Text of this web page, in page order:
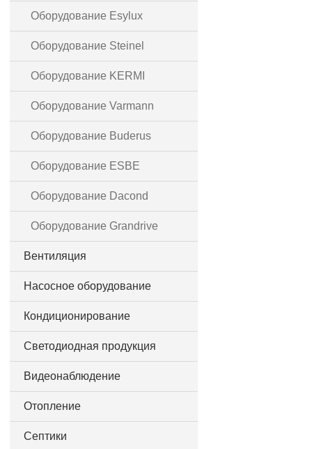
Оборудование Esylux
Оборудование Steinel
Оборудование KERMI
Оборудование Varmann
Оборудование Buderus
Оборудование ESBE
Оборудование Dacond
Оборудование Grandrive
Вентиляция
Насосное оборудование
Кондиционирование
Светодиодная продукция
Видеонаблюдение
Отопление
Септики